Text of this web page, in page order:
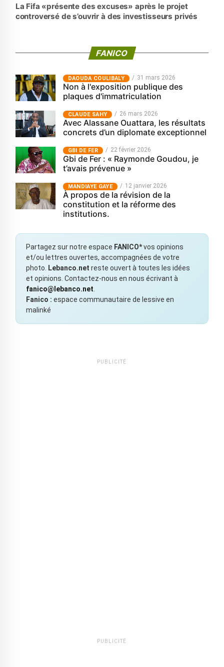
La Fifa «présente des excuses» après le projet
controversé de s’ouvrir à des investisseurs privés
FANICO
‎DAOUDA COULIBALY 31 mars 2026
Non à l'exposition publique des
plaques d'immatriculation
CLAUDE SAHY 26 mars 2026
Avec Alassane Ouattara, les résultats
concrets d’un diplomate exceptionnel
GBI DE FER 22 février 2026
Gbi de Fer : « Raymonde Goudou, je
t’avais prévenue »
MANDIAYE GAYE 12 janvier 2026
À propos de la révision de la
constitution et la réforme des
institutions.
Partagez sur notre espace FANICO*vos opinions
et/ou lettres ouvertes, accompagnées de votre
photo. Lebanco.net reste ouvert à toutes les idées
et opinions. Contactez-nous en nous écrivant à
fanico@lebanco.net
Fanico : espace communautaire de lessive en
malinké
PUBLICITÉ
PUBLICITÉ